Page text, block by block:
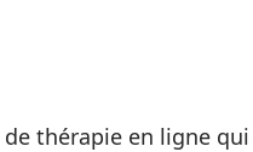
thérapie en ligne